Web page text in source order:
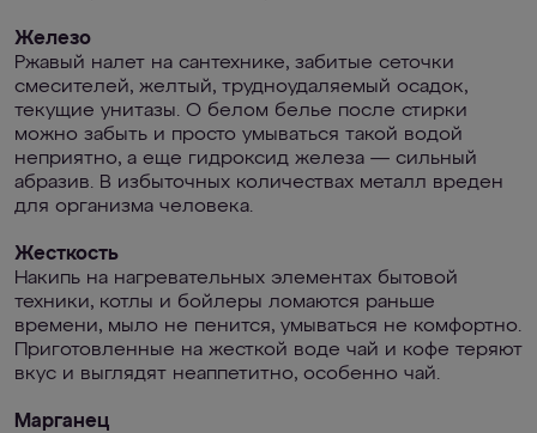
Железо
Ржавый налет на сантехнике, забитые сеточки
смесителей, желтый, трудноудаляемый осадок,
текущие унитазы. О белом белье после стирки
можно забыть и просто умываться такой водой
неприятно, а еще гидроксид железа — сильный
абразив. В избыточных количествах металл вреден
для организма человека.
Жесткость
Накипь на нагревательных элементах бытовой
техники, котлы и бойлеры ломаются раньше
времени, мыло не пенится, умываться не комфортно.
Приготовленные на жесткой воде чай и кофе теряют
вкус и выглядят неаппетитно, особенно чай.
Марганец